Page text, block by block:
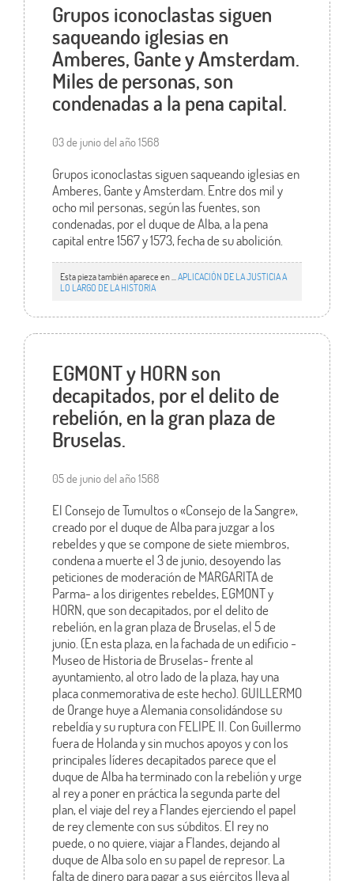
Grupos iconoclastas siguen
saqueando iglesias en
Amberes, Gante y Amsterdam.
Miles de personas, son
condenadas a la pena capital.
03 de junio del año 1568
Grupos iconoclastas siguen saqueando iglesias en
Amberes, Gante y Amsterdam. Entre dos mil y
ocho mil personas, según las fuentes, son
condenadas, por el duque de Alba, a la pena
capital entre 1567 y 1573, fecha de su abolición.
Esta pieza también aparece en ... APLICACIÓN DE LA JUSTICIA A
LO LARGO DE LA HISTORIA
EGMONT y HORN son
decapitados, por el delito de
rebelión, en la gran plaza de
Bruselas.
05 de junio del año 1568
El Consejo de Tumultos o «Consejo de la Sangre»,
creado por el duque de Alba para juzgar a los
rebeldes y que se compone de siete miembros,
condena a muerte el 3 de junio, desoyendo las
peticiones de moderación de MARGARITA de
Parma- a los dirigentes rebeldes, EGMONT y
HORN, que son decapitados, por el delito de
rebelión, en la gran plaza de Bruselas, el 5 de
junio. (En esta plaza, en la fachada de un edificio -
Museo de Historia de Bruselas- frente al
ayuntamiento, al otro lado de la plaza, hay una
placa conmemorativa de este hecho). GUILLERMO
de Orange huye a Alemania consolidándose su
rebeldía y su ruptura con FELIPE II. Con Guillermo
fuera de Holanda y sin muchos apoyos y con los
principales líderes decapitados parece que el
duque de Alba ha terminado con la rebelión y urge
al rey a poner en práctica la segunda parte del
plan, el viaje del rey a Flandes ejerciendo el papel
de rey clemente con sus súbditos. El rey no
puede, o no quiere, viajar a Flandes, dejando al
duque de Alba solo en su papel de represor. La
falta de dinero para pagar a sus ejércitos lleva al